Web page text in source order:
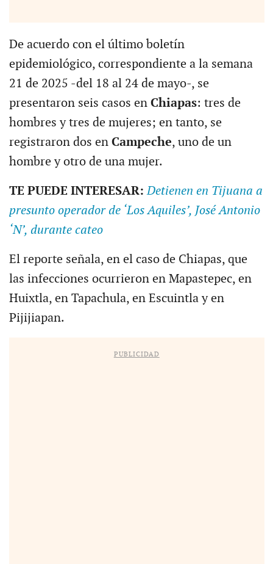
De acuerdo con el último boletín
epidemiológico, correspondiente a la semana
21 de 2025 -del 18 al 24 de mayo-, se
presentaron seis casos en Chiapas: tres de
hombres y tres de mujeres; en tanto, se
registraron dos enCampeche, uno de un
hombre y otro de una mujer.
TE PUEDE INTERESAR:Detienen en Tijuana a
presunto operador de ‘Los Aquiles’, José Antonio
‘N’, durante cateo
El reporte señala, en el caso de Chiapas, que
las infecciones ocurrieron en Mapastepec, en
Huixtla, en Tapachula, en Escuintla y en
Pijijiapan.
PUBLICIDAD